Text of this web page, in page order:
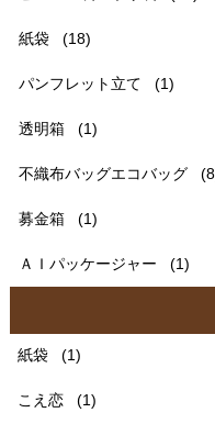
紙袋 (18)
パンフレット立て (1)
透明箱 (1)
不織布バッグエコバッグ
募金箱 (1)
ＡＩパッケージャー (1)
紙袋 (1)
こえ恋 (1)